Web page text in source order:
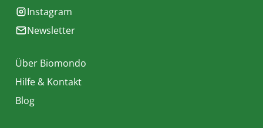
Instagram
Newsletter
Über Biomondo
Hilfe & Kontakt
Blog